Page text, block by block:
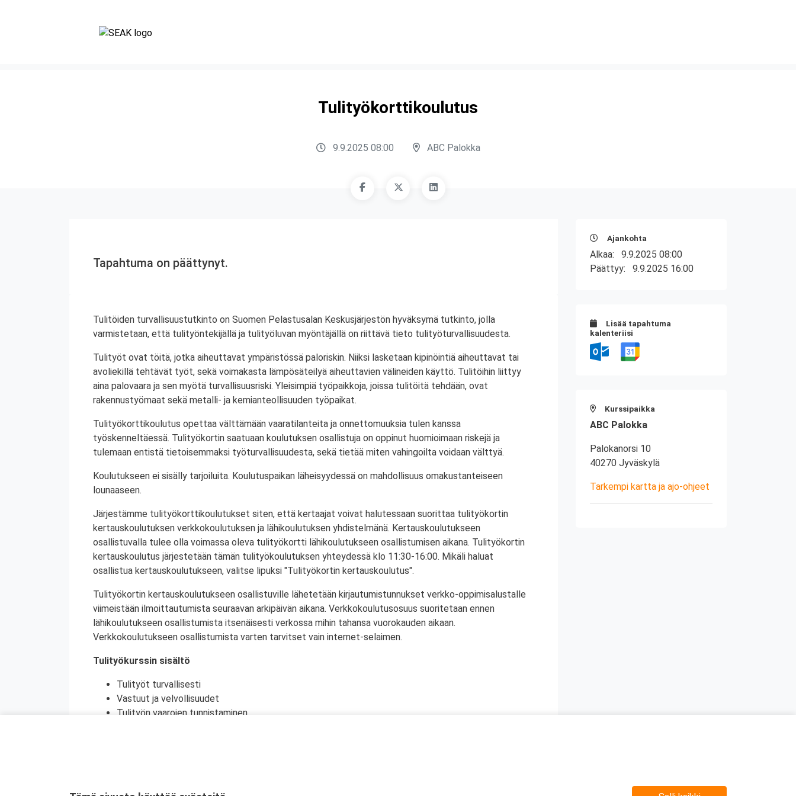
Tulityökorttikoulutus
9.9.2025 08:00 ABC Palokka
Tapahtuma on päättynyt.
Tulitöiden turvallisuustutkinto on Suomen Pelastusalan Keskusjärjestön hyväksymä tutkinto, jolla
varmistetaan, että tulityöntekijällä ja tulityöluvan myöntäjällä on riittävä tieto tulityöturvallisuudesta.
Tulityöt ovat töitä, jotka aiheuttavat ympäristössä paloriskin. Niiksi lasketaan kipinöintiä aiheuttavat tai
avoliekillä tehtävät työt, sekä voimakasta lämpösäteilyä aiheuttavien välineiden käyttö. Tulitöihin liittyy
aina palovaara ja sen myötä turvallisuusriski. Yleisimpiä työpaikkoja, joissa tulitöitä tehdään, ovat
rakennustyömaat sekä metalli- ja kemianteollisuuden työpaikat.
Tulityökorttikoulutus opettaa välttämään vaaratilanteita ja onnettomuuksia tulen kanssa
työskenneltäessä. Tulityökortin saatuaan koulutuksen osallistuja on oppinut huomioimaan riskejä ja
tulemaan entistä tietoisemmaksi työturvallisuudesta, sekä tietää miten vahingoilta voidaan välttyä.
Koulutukseen ei sisälly tarjoiluita. Koulutuspaikan läheisyydessä on mahdollisuus omakustanteiseen
lounaaseen.
Järjestämme tulityökorttikoulutukset siten, että kertaajat voivat halutessaan suorittaa tulityökortin
kertauskoulutuksen verkkokoulutuksen ja lähikoulutuksen yhdistelmänä. Kertauskoulutukseen
osallistuvalla tulee olla voimassa oleva tulityökortti lähikoulutukseen osallistumisen aikana. Tulityökortin
kertauskoulutus järjestetään tämän tulityökoulutuksen yhteydessä klo 11:30-16:00. Mikäli haluat
osallistua kertauskoulutukseen, valitse lipuksi "Tulityökortin kertauskoulutus".
Tulityökortin kertauskoulutukseen osallistuville lähetetään kirjautumistunnukset verkko-oppimisalustalle
viimeistään ilmoittautumista seuraavan arkipäivän aikana. Verkkokoulutusosuus suoritetaan ennen
lähikoulutukseen osallistumista itsenäisesti verkossa mihin tahansa vuorokauden aikaan.
Verkkokoulutukseen osallistumista varten tarvitset vain internet-selaimen.
Tulityökurssin sisältö
Tulityöt turvallisesti
Vastuut ja velvollisuudet
Tulityön vaarojen tunnistaminen
Tulityökortti on voimassa viisi vuotta. Tulityökortti on voimassa Suomen lisäksi myös Norjassa ja
Ajankohta
Alkaa: 9.9.2025 08:00
Päättyy: 9.9.2025 16:00
Lisää tapahtuma
kalenteriisi
Kurssipaikka
ABC Palokka
Palokanorsi 10
40270 Jyväskylä
Tarkempi kartta ja ajo-ohjeet